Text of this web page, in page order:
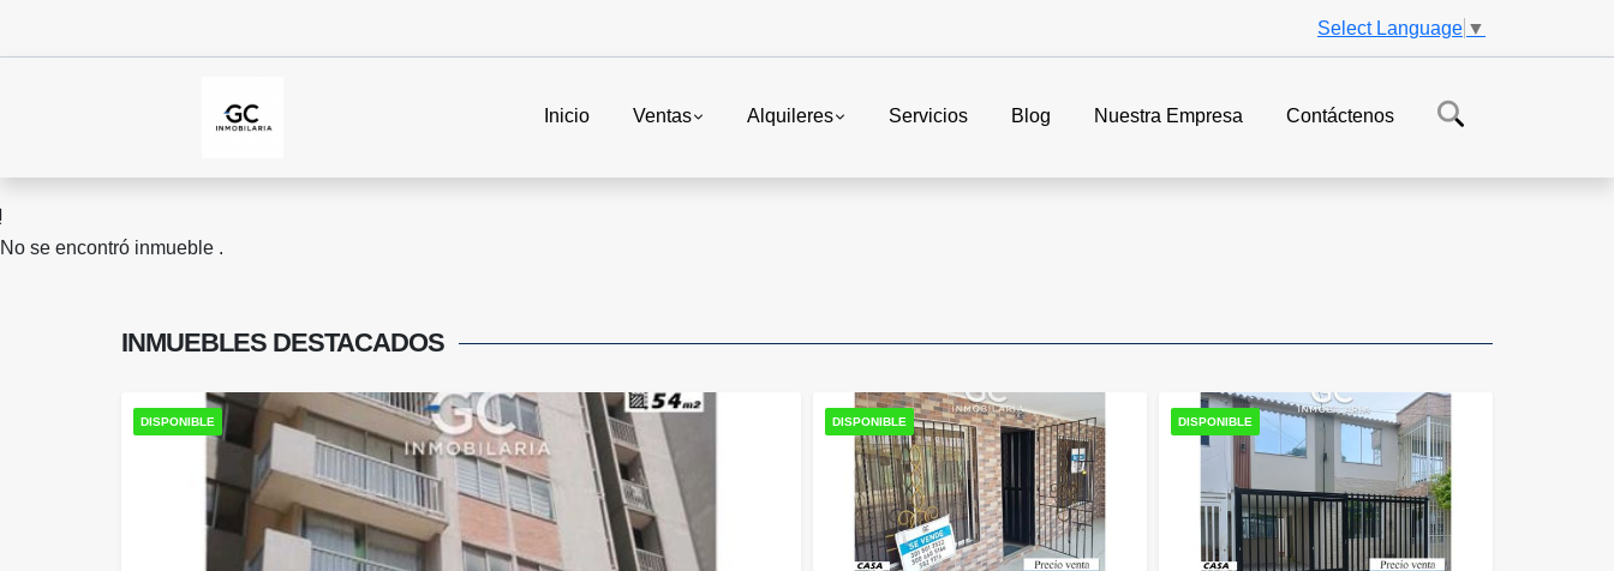
Select Language ▼
Inicio Ventas Alquileres Servicios Blog Nuestra Empresa Contáctenos
No se encontró inmueble .
INMUEBLES DESTACADOS
DISPONIBLE DISPONIBLE DISPONIBLE